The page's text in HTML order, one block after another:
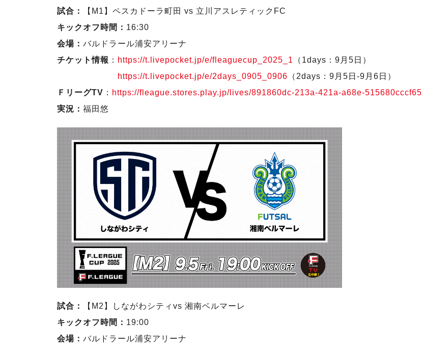
試合：
【M1】ペスカドーラ町田 vs 立川アスレティックFC
キックオフ時間： 16:30
会場： バルドラール浦安アリーナ
チケット情報 ： https://t.livepocket.jp/e/fleaguecup_2025_1
（1days：9月5日）
https://t.livepocket.jp/e/2days_0905_0906 （2days：9月5日-9月6日）
ＦリーグTV ： https://fleague.stores.play.jp/lives/891860dc-213a-421a-a68e-515680cccf65
実況： 福田悠
試合：
【M2】しながわシティvs 湘南ベルマーレ
キックオフ時間： 19:00
会場： バルドラール浦安アリーナ